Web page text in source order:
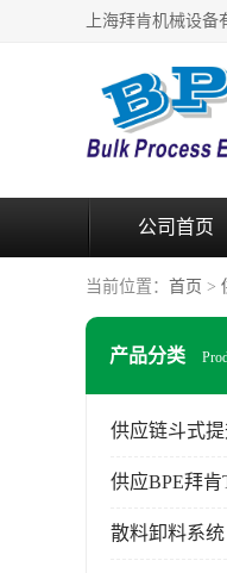
公司首页
当前位置： 首页 >
产品分类
供应链斗式
供应BPE拜肯
散料卸料系统